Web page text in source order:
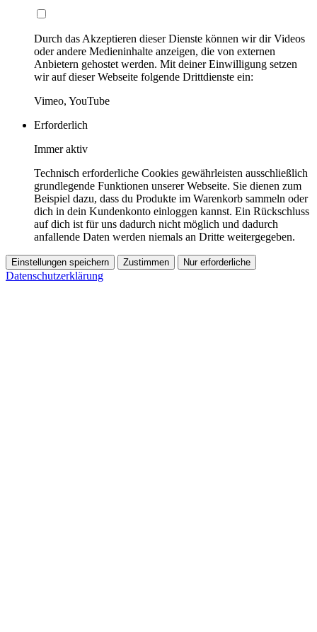
Durch das Akzeptieren dieser Dienste können wir dir Videos
oder andere Medieninhalte anzeigen, die von externen
Anbietern gehostet werden. Mit deiner Einwilligung setzen
wir auf dieser Webseite folgende Drittdienste ein:
Vimeo, YouTube
Erforderlich
Immer aktiv
Technisch erforderliche Cookies gewährleisten ausschließlich
grundlegende Funktionen unserer Webseite. Sie dienen zum
Beispiel dazu, dass du Produkte im Warenkorb sammeln oder
dich in dein Kundenkonto einloggen kannst. Ein Rückschluss
auf dich ist für uns dadurch nicht möglich und dadurch
anfallende Daten werden niemals an Dritte weitergegeben.
Einstellungen speichern Zustimmen Nur erforderliche
Datenschutzerklärung